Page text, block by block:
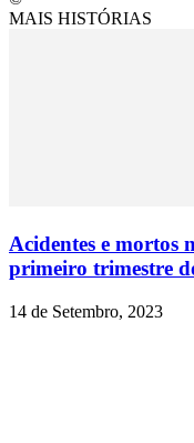
MAIS HISTÓRIAS
Acidentes e mortos
primeiro trimestre
14 de Setembro, 2023